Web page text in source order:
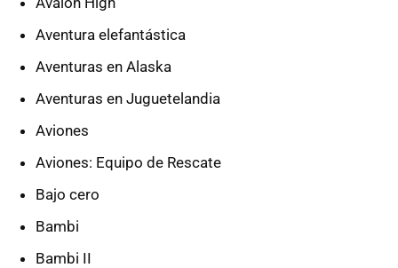
Aventura elefantástica
Aventuras en Alaska
Aventuras en Juguetelandia
Aviones
Aviones: Equipo de Rescate
Bajo cero
Bambi
Bambi II